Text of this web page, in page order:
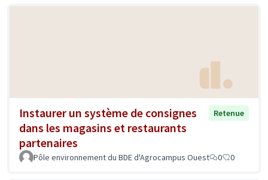
Instaurer un système de consignes
dans les magasins et restaurants
partenaires
Retenue
Pôle environnement du BDE d'Agrocampus Ouest 0 0